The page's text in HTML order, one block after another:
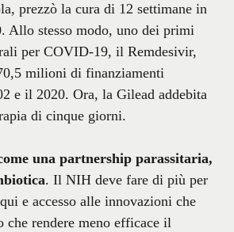
prezzò la cura di 12 settimane in
Allo stesso modo, uno dei primi
per COVID-19, il Remdesivir,
milioni di finanziamenti
e il 2020. Ora, la Gilead addebita
di cinque giorni.
una partnership parassitaria,
. Il NIH deve fare di più per
e accesso alle innovazioni che
che rendere meno efficace il